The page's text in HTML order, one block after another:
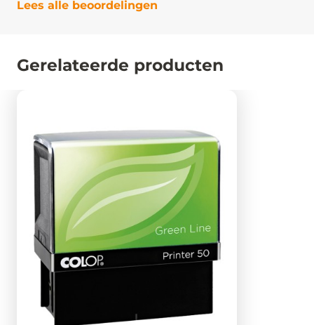
Lees alle beoordelingen
Gerelateerde producten